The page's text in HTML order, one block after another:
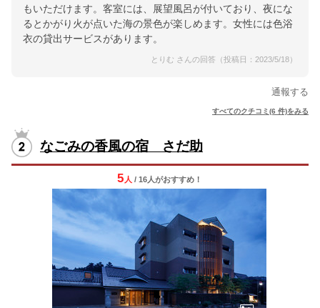
もいただけます。客室には、展望風呂が付いており、夜にな
るとかがり火が点いた海の景色が楽しめます。女性には色浴
衣の貸出サービスがあります。
とりむ さんの回答（投稿日：2023/5/18）
通報する
すべてのクチコミ(6 件)をみる
なごみの香風の宿 さだ助
5 人 / 16人がおすすめ！